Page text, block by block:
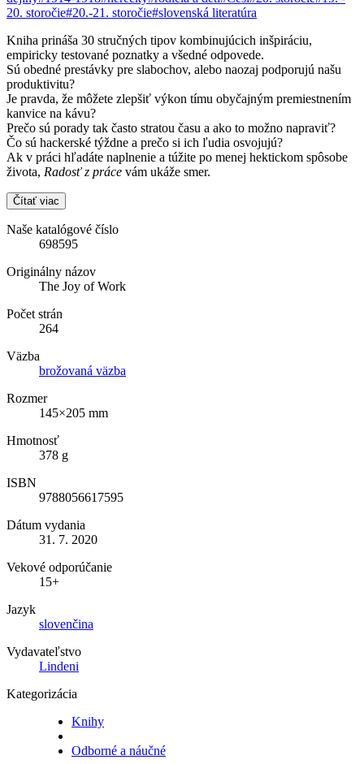
20. storočie#20.-21. storočie#slovenská literatúra
Kniha prináša 30 stručných tipov kombinujúcich inšpiráciu,
empiricky testované poznatky a všedné odpovede.
Sú obedné prestávky pre slabochov, alebo naozaj podporujú našu
produktivitu?
Je pravda, že môžete zlepšiť výkon tímu obyčajným premiestnením
kanvice na kávu?
Prečo sú porady tak často stratou času a ako to možno napraviť?
Čo sú hackerské týždne a prečo si ich ľudia osvojujú?
Ak v práci hľadáte naplnenie a túžite po menej hektickom spôsobe
života, Radosť z práce vám ukáže smer.
Čítať viac
Naše katalógové číslo
698595
Originálny názov
The Joy of Work
Počet strán
264
Väzba
brožovaná väzba
Rozmer
145×205 mm
Hmotnosť
378 g
ISBN
9788056617595
Dátum vydania
31. 7. 2020
Vekové odporúčanie
15+
Jazyk
slovenčina
Vydavateľstvo
Lindeni
Kategorizácia
Knihy
Odborné a náučné